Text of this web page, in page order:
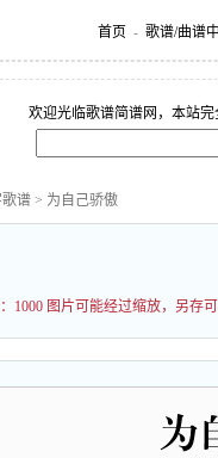
首页 - 歌谱/曲谱
欢迎光临歌谱简谱网，本站完
谱 > 为自己骄傲
1000 图片可能经过缩放，另存